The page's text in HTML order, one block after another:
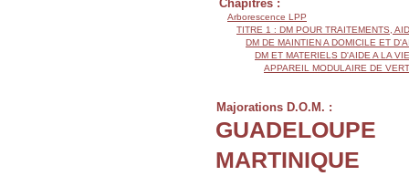
Chapitres :
Arborescence LPP
TITRE 1 : DM POUR TRAITEMENTS,
DM DE MAINTIEN A DOMICILE ET
DM ET MATERIELS D'AIDE A LA VIE
APPAREIL MODULAIRE DE
Majorations D.O.M. :
GUADELOUPE
MARTINIQUE